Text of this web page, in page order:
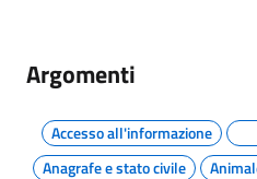
Argomenti
Accesso all'informazione
Anagrafe e stato civile